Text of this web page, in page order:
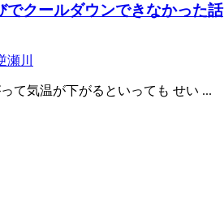
クールダウンできなかった話
瀬川
て気温が下がるといっても せい ...